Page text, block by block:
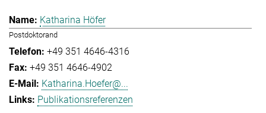
Katharina Höfer
Postdoktorand
+49 351 4646-4316
+49 351 4646-4902
Katharina.Hoefer@...
Publikationsreferenzen